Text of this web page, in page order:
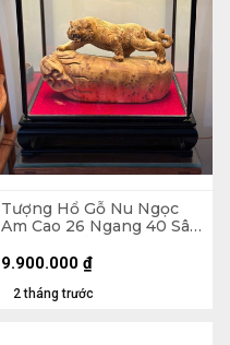
Tượng Hổ Gỗ Nu Ngọc
Am Cao 26 Ngang 40 Sâu
x 26 (cm)
2 tháng trước
9.900.000 ₫